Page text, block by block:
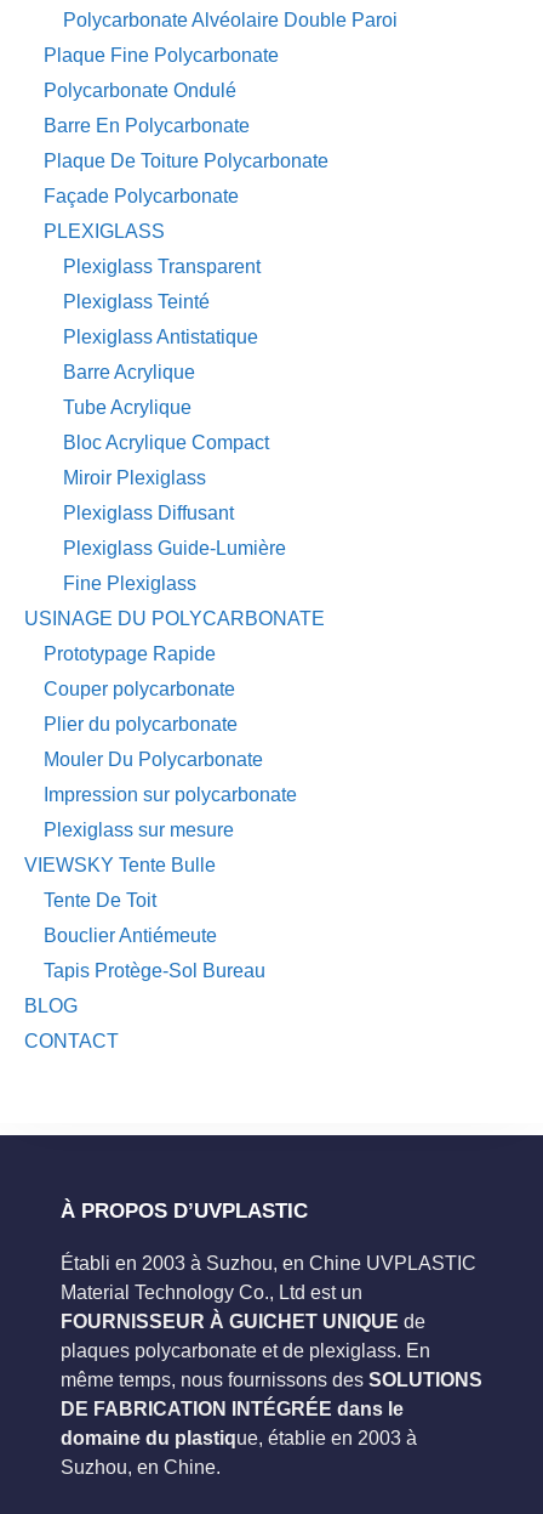
Polycarbonate Alvéolaire Double Paroi
Plaque Fine Polycarbonate
Polycarbonate Ondulé
Barre En Polycarbonate
Plaque De Toiture Polycarbonate
Façade Polycarbonate
PLEXIGLASS
Plexiglass Transparent
Plexiglass Teinté
Plexiglass Antistatique
Barre Acrylique
Tube Acrylique
Bloc Acrylique Compact
Miroir Plexiglass
Plexiglass Diffusant
Plexiglass Guide-Lumière
Fine Plexiglass
USINAGE DU POLYCARBONATE
Prototypage Rapide
Couper polycarbonate
Plier du polycarbonate
Mouler Du Polycarbonate
Impression sur polycarbonate
Plexiglass sur mesure
VIEWSKY Tente Bulle
Tente De Toit
Bouclier Antiémeute
Tapis Protège-Sol Bureau
BLOG
CONTACT
À PROPOS D’UVPLASTIC
Établi en 2003 à Suzhou, en Chine UVPLASTIC
Material Technology Co., Ltd est un
FOURNISSEUR À GUICHET UNIQUE de
plaques polycarbonate et de plexiglass. En
même temps, nous fournissons des SOLUTIONS
DE FABRICATION INTÉGRÉE dans le
domaine du plastique, établie en 2003 à
Suzhou, en Chine.